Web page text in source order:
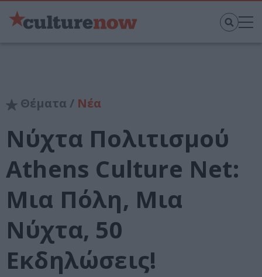
Θέματα / Νέα
Νύχτα Πολιτισμού
Athens Culture Net:
Μια Πόλη, Μια
Νύχτα, 50
Εκδηλώσεις!